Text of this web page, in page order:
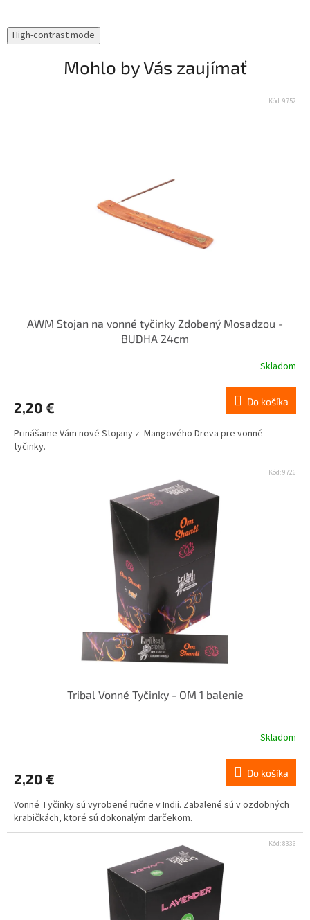
High-contrast mode
Mohlo by Vás zaujímať
AWM Stojan na vonné tyčinky Zdobený Mosadzou -
BUDHA 24cm
Skladom
2,20 € Do košíka
Prinášame Vám nové Stojany z Mangového Dreva pre vonné
tyčinky.
Kód:9752
Tribal Vonné Tyčinky - OM 1 balenie
Skladom
2,20 € Do košíka
Vonné Tyčinky sú vyrobené ručne v Indii. Zabalené sú v ozdobných
krabičkách, ktoré sú dokonalým darčekom.
Kód:9726
Kód:8336